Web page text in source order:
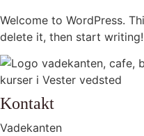
Welcome to WordPress.
delete it, then start writing!
Kontakt
Vadekanten